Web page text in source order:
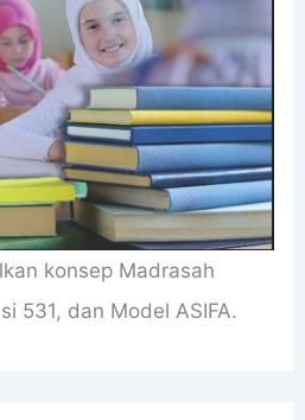
konsep Madrasah
531, dan Model ASIFA.